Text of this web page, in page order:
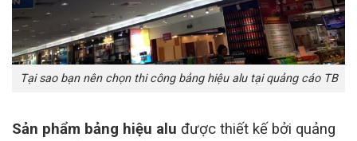
Tại sao bạn nên chọn thi công bảng hiệu alu tại quảng cáo TB
Sản phẩm bảng hiệu alu được thiết kế bởi quảng